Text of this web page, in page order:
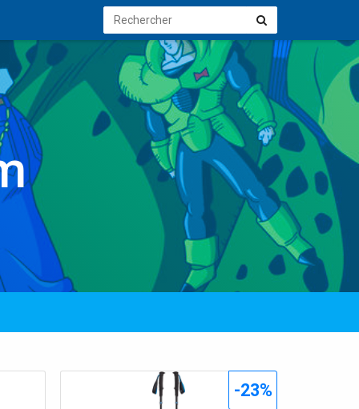
Rechercher Rechercher
-23%